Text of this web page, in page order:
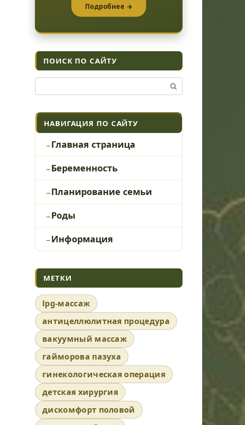
Подробнее →
ПОИСК ПО САЙТУ
НАВИГАЦИЯ ПО САЙТУ
Главная страница
Беременность
Планирование семьи
Роды
Информация
МЕТКИ
lpg-массаж
антицеллюлитная процедура
вакуумный массаж
гайморова пазуха
гинекологическая операция
детская хирургия
дискомфорт половой